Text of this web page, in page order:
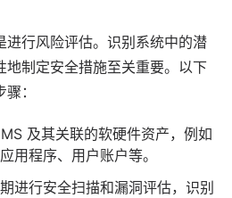
进行风险评估。识别系统中的潜
地制定安全措施至关重要。以下
：
及其关联的软硬件资产，例如
用程序、用户账户等。
进行安全扫描和漏洞评估，识别